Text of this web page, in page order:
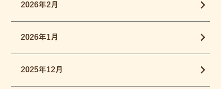
2026年2月
2026年1月
2025年12月